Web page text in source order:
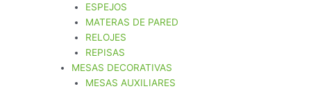
ESPEJOS
MATERAS DE PARED
RELOJES
REPISAS
MESAS DECORATIVAS
MESAS AUXILIARES